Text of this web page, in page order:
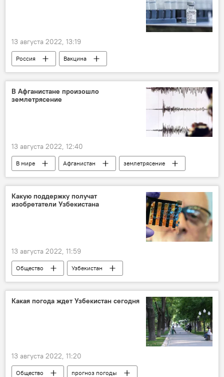
13 августа 2022, 13:19
Россия
Вакцина
вакцина "Спутник V"
штамм-омикрон
вакцинация
Коронавирус COVID-19
В Афганистане произошло
землетрясение
13 августа 2022, 12:40
В мире Афганистан
землетрясение
сейсмолог
Какую поддержку получат
изобретатели Узбекистана
13 августа 2022, 11:59
Общество
Узбекистан
изобретатель
Какая погода ждет Узбекистан сегодня
13 августа 2022, 11:20
Общество
прогноз погоды